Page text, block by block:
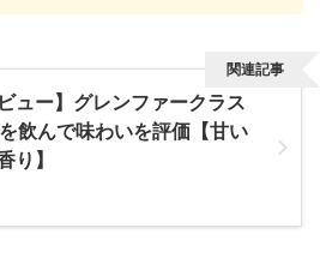
ビュー】グレンファークラス
飲んで味わいを評価【甘い
り】
関連記事